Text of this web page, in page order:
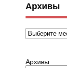
Архивы
Архивы
Архивы